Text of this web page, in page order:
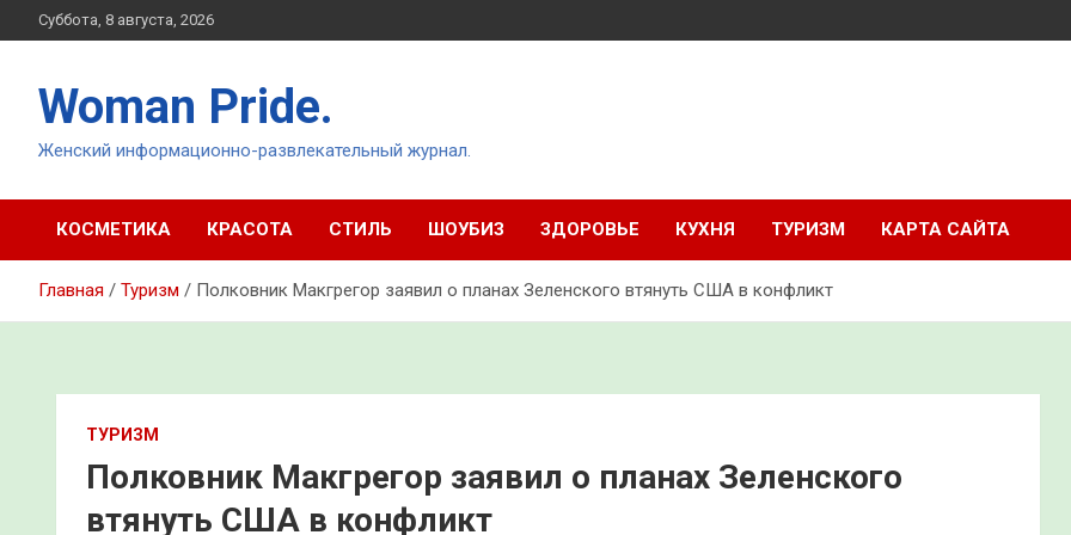
Перейти
к
Суббота, 8 августа, 2026
Woman Pride.
Женский информационно-развлекательный журнал.
КОСМЕТИКА КРАСОТА СТИЛЬ ШОУБИЗ ЗДОРОВЬЕ КУХНЯ ТУРИЗМ КАРТА САЙТА
Главная Туризм Полковник Макгрегор заявил о планах Зеленского втянуть США в конфликт
ТУРИЗМ
Полковник Макгрегор заявил о планах Зеленского
втянуть США в конфликт